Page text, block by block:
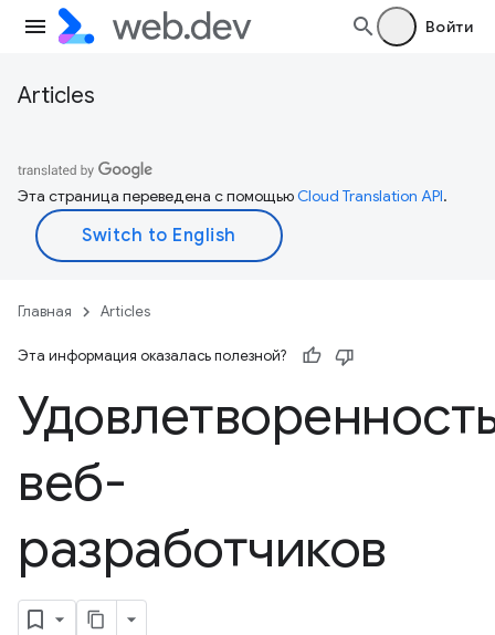
Войти
Articles
Эта страница переведена с помощьюCloud Translation API.
Главная Articles
Эта информация оказалась полезной?
веб-
разработчиков